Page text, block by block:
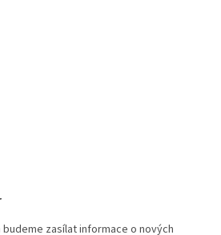
budeme zasílat informace o nových